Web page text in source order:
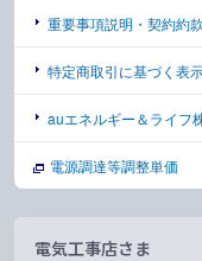
重要事項説明・契約約款
特定商取引に基づく表
auエネルギー＆ライフ
電源調達等調整単価
電気工事店さま